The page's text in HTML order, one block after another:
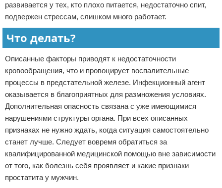
развивается у тех, кто плохо питается, недостаточно спит,
подвержен стрессам, слишком много работает.
Что делать?
Описанные факторы приводят к недостаточности
кровообращения, что и провоцирует воспалительные
процессы в предстательной железе. Инфекционный агент
оказывается в благоприятных для размножения условиях.
Дополнительная опасность связана с уже имеющимися
нарушениями структуры органа. При всех описанных
признаках не нужно ждать, когда ситуация самостоятельно
станет лучше. Следует вовремя обратиться за
квалифицированной медицинской помощью вне зависимости
от того, как болезнь себя проявляет и какие признаки
простатита у мужчин.